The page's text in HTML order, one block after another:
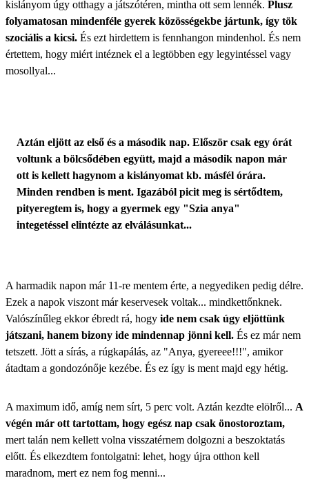
kislányom úgy otthagy a játszótéren, mintha ott sem lennék. Plusz
folyamatosan mindenféle gyerek közösségekbe jártunk, így tök
szociális a kicsi. És ezt hirdettem is fennhangon mindenhol. És nem
értettem, hogy miért intéznek el a legtöbben egy legyintéssel vagy
mosollyal...
Aztán eljött az első és a második nap. Először csak egy órát
voltunk a bölcsődében együtt, majd a második napon már
ott is kellett hagynom a kislányomat kb. másfél órára.
Minden rendben is ment. Igazából picit meg is sértődtem,
pityeregtem is, hogy a gyermek egy "Szia anya"
integetéssel elintézte az elválásunkat...
A harmadik napon már 11-re mentem érte, a negyediken pedig délre.
Ezek a napok viszont már keservesek voltak... mindkettőnknek.
Valószínűleg ekkor ébredt rá, hogy ide nem csak úgy eljöttünk
játszani, hanem bizony ide mindennap jönni kell. És ez már nem
tetszett. Jött a sírás, a rúgkapálás, az "Anya, gyereee!!!", amikor
átadtam a gondozónője kezébe. És ez így is ment majd egy hétig.
A maximum idő, amíg nem sírt, 5 perc volt. Aztán kezdte elölről... A
végén már ott tartottam, hogy egész nap csak önostoroztam,
mert talán nem kellett volna visszatérnem dolgozni a beszoktatás
előtt. És elkezdtem fontolgatni: lehet, hogy újra otthon kell
maradnom, mert ez nem fog menni...